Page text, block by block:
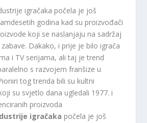
igračaka počela je još
godina kad su proizvođači
koji se naslanjaju na sadržaj
Dakako, i prije je bilo igrača
i TV serijama, ali taj je trend
s razvojem franšize u
tog trenda bili su kultni
su svjetlo dana ugledali 1977. i
proizvoda
igračaka počela je još